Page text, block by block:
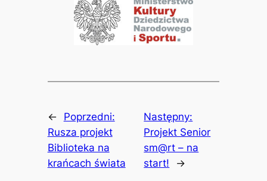
←
Poprzedni:
Rusza projekt
Biblioteka na
krańcach świata
Następny:
Projekt Senior
sm@rt – na
start!
→